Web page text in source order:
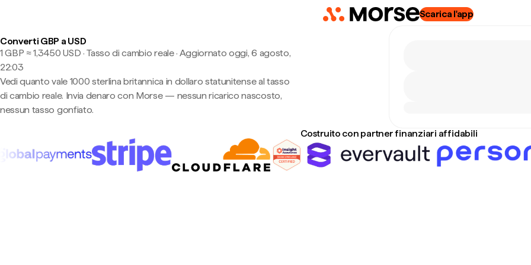
Scarica l'app
Converti GBP a USD
1 GBP ≈ 1,3450 USD · Tasso di cambio reale· Aggiornato oggi, 6 agosto,
22:03
Vedi quanto vale 1000 sterlina britannica in dollaro statunitense al tasso
di cambio reale. Invia denaro con Morse — nessun ricarico nascosto,
nessun tasso gonfiato.
Costruito con partner finanziari affidabili